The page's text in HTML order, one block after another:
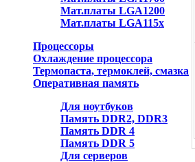
Мат.платы LGA1200
Мат.платы LGA115x
Процессоры
Охлаждение процессора
Термопаста, термоклей, смазка
Оперативная память
Для ноутбуков
Память DDR2, DDR3
Память DDR 4
Память DDR 5
Для серверов